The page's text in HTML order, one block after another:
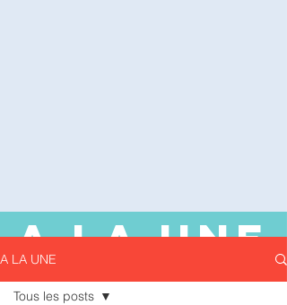
A LA UNE
A LA UNE
Tous les posts